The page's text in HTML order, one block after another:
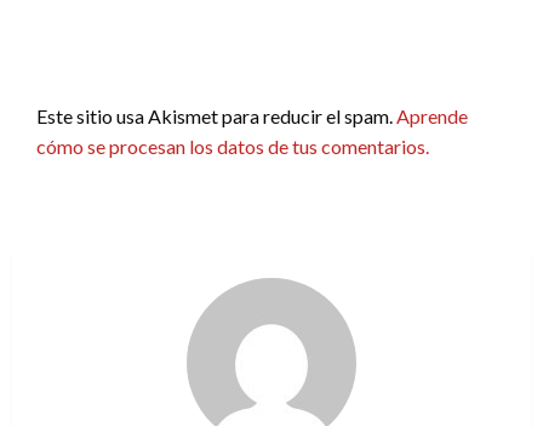
Este sitio usa Akismet para reducir el spam.Aprende
cómo se procesan los datos de tus comentarios.